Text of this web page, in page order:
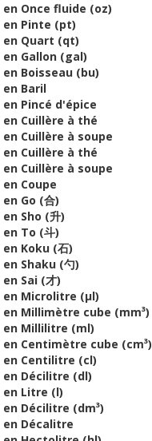
en Once fluide (oz)
en Pinte (pt)
en Quart (qt)
Gallon (gal)
Boisseau (bu)
en Baril
Pincé d'épice
en Cuillère à thé
Cuillère à soupe
en Cuillère à thé
Cuillère à soupe
Coupe
Go (合)
Sho (升)
To (斗)
Koku (石)
Shaku (勺)
Sai (才)
en Microlitre (µl)
en Millimètre cube (mm³)
en Millilitre (ml)
en Centimètre cube (cm³)
en Centilitre (cl)
en Décilitre (dl)
en Litre (l)
Décilitre (dm³)
en Décalitre